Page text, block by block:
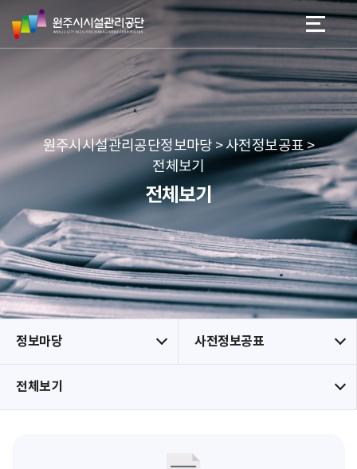
네
본문 바로가기
메뉴 바로가기
원
주
시
리
공
단
원주시시설관리공단정보마당 > 사전정보공표 >
전체보기
전체보기
정보마당 사전정보공표
전체보기